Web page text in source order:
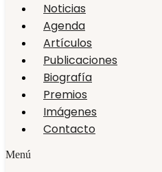
Noticias
Agenda
Artículos
Publicaciones
Biografía
Premios
Imágenes
Contacto
Menú